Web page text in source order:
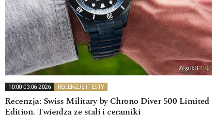
10:00 03.06.2026 RECENZJE I TESTY
Recenzja: Swiss Military by Chrono Diver 500 Limited
Edition. Twierdza ze stali i ceramiki